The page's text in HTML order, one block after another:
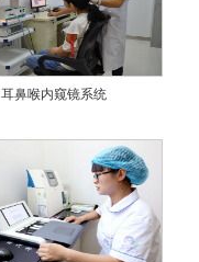
耳鼻喉内窥镜系统